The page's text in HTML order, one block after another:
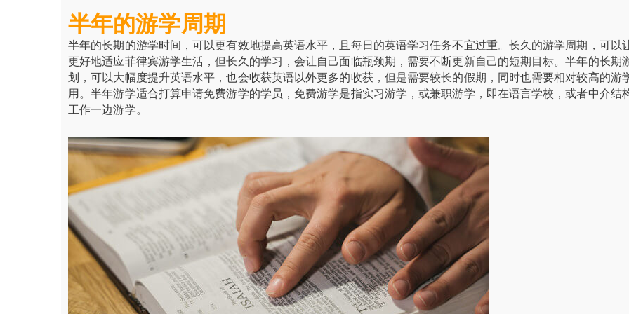
半年的游学周期
半年的长期的游学时间，可以更有效地提高英语水平，且每日的英语学习任务不宜过重。长久的游学周期，可以
更好地适应菲律宾游学生活，但长久的学习，会让自己面临瓶颈期，需要不断更新自己的短期目标。半年的长期
划，可以大幅度提升英语水平，也会收获英语以外更多的收获，但是需要较长的假期，同时也需要相对较高的游
用。半年游学适合打算申请免费游学的学员，免费游学是指实习游学，或兼职游学，即在语言学校，或者中介结
工作一边游学。